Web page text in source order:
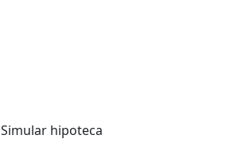
Simular hipoteca